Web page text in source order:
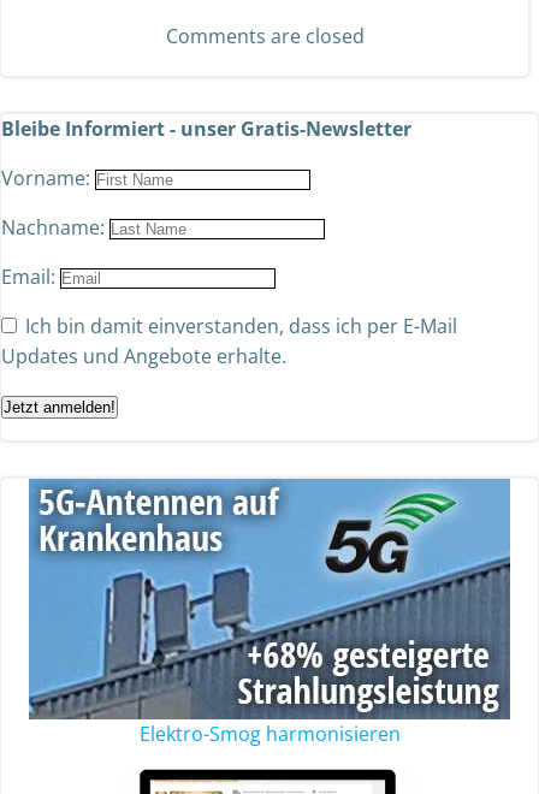
Comments are closed
Bleibe Informiert - unser Gratis-Newsletter
Vorname:
Nachname:
Email:
Ich bin damit einverstanden, dass ich per E-Mail
Updates und Angebote erhalte.
Jetzt anmelden!
Elektro-Smog harmonisieren